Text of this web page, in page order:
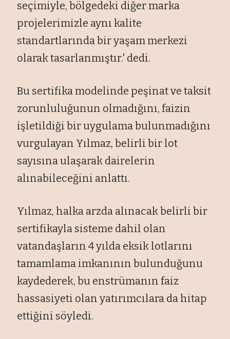
seçimiyle, bölgedeki diğer marka
projelerimizle aynı kalite
standartlarında bir yaşam merkezi
olarak tasarlanmıştır.' dedi.
Bu sertifika modelinde peşinat ve taksit
zorunluluğunun olmadığını, faizin
işletildiği bir uygulama bulunmadığını
vurgulayan Yılmaz, belirli bir lot
sayısına ulaşarak dairelerin
alınabileceğini anlattı.
Yılmaz, halka arzda alınacak belirli bir
sertifikayla sisteme dahil olan
vatandaşların 4 yılda eksik lotlarını
tamamlama imkanının bulunduğunu
kaydederek, bu enstrümanın faiz
hassasiyeti olan yatırımcılara da hitap
ettiğini söyledi.